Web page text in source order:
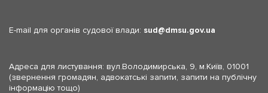
E-mail для органів судової влади: sud dmsu.gov.ua
Адреса для листування: вул.Володимирська, 9, м.Київ, 01001
(звернення громадян, адвокатські запити, запити на публічну
інформацію тощо)